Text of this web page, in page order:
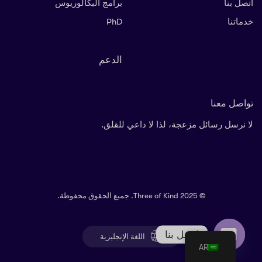
اتصل بنا
خدماتنا
برامج البكالوريوس
PhD
الدعم
تواصل معنا
لا نرسل رسائل مزعجة، لذا لا داعي للقلق.
© 2025 Three of Kind. جميع الحقوق محفوظة.
اللغة الإنجليزية
AR
اتصل بنا